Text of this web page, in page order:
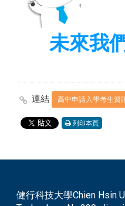
未來我
連結 高中申請入學考生資
列印本頁
健行科技大學Chien Hsin